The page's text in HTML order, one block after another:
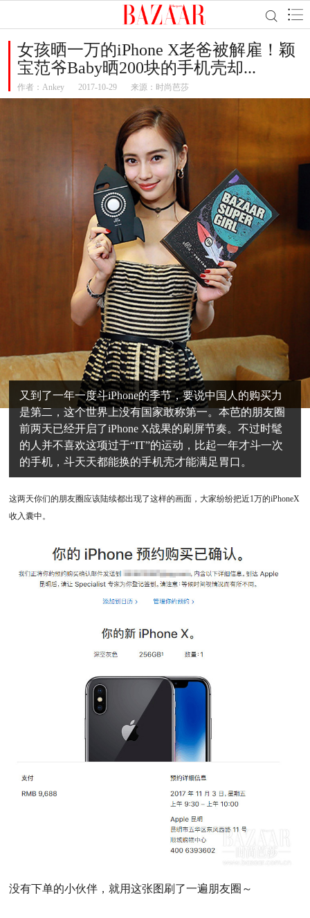
女孩晒一万的iPhone X老爸被解雇！颖
宝范爷Baby晒200块的手机壳却...
作者： Ankey 2017-10-29 来源：时尚芭莎
又到了一年一度斗iPhone的季节，要说中国人的购买力
是第二，这个世界上没有国家敢称第一。本芭的朋友圈
前两天已经开启了iPhone X战果的刷屏节奏。不过时髦
的人并不喜欢这项过于“IT”的运动，比起一年才斗一次
的手机，斗天天都能换的手机壳才能满足胃口。
这两天你们的朋友圈应该陆续都出现了这样的画面，大家纷纷把近1万的iPhoneX
收入囊中。
没有下单的小伙伴，就用这张图刷了一遍朋友圈～